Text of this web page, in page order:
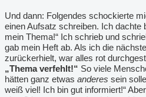
Und dann: Folgendes schockierte
einen Aufsatz schreiben. Ich dachte
mein Thema!“ Ich schrieb und
gab mein Heft ab. Als ich die
zurückerhielt, war alles rot
„Thema verfehlt!“ So viele
hätten ganz etwas anderes sein
weiß viel! Ich bin gut informiert!“